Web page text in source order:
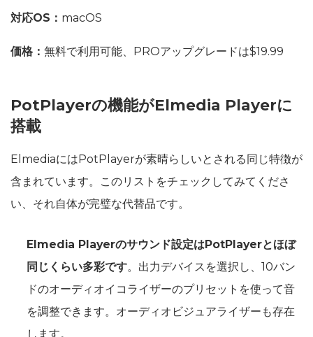
対応OS： macOS
価格： 無料で利用可能、PROアップグレードは$19.99
PotPlayerの機能がElmedia Playerに
搭載
ElmediaにはPotPlayerが素晴らしいとされる同じ特徴が
含まれています。このリストをチェックしてみてくださ
い、それ自体が完璧な代替品です。
Elmedia Playerのサウンド設定はPotPlayerとほぼ
同じくらい多彩です。出力デバイスを選択し、10バン
ドのオーディオイコライザーのプリセットを使って音
を調整できます。オーディオビジュアライザーも存在
します。